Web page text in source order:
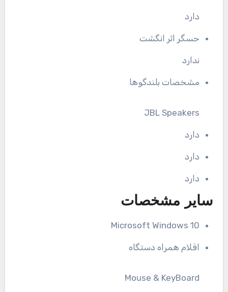
دارد
حسگر اثر انگشت
ندارد
مشخصات بلندگوها
JBL Speakers
دارد
دارد
دارد
سایر مشخصات
Microsoft Windows 10
اقلام همراه دستگاه
Mouse & KeyBoard